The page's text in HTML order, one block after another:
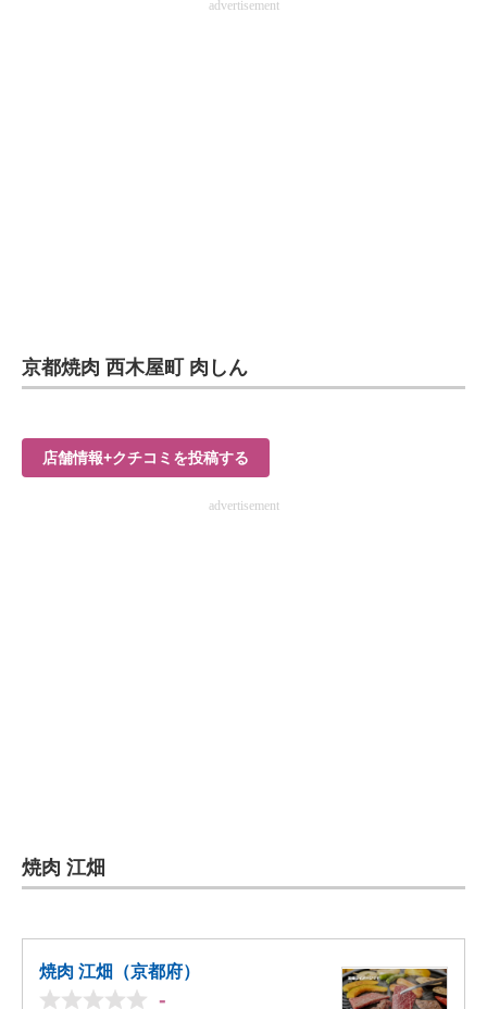
ちょっと気になるネットの話題advertisement
京都焼肉 西木屋町 肉しん
店舗情報+クチコミを投稿する
advertisement
焼肉 江畑
焼肉 江畑（京都府）
-